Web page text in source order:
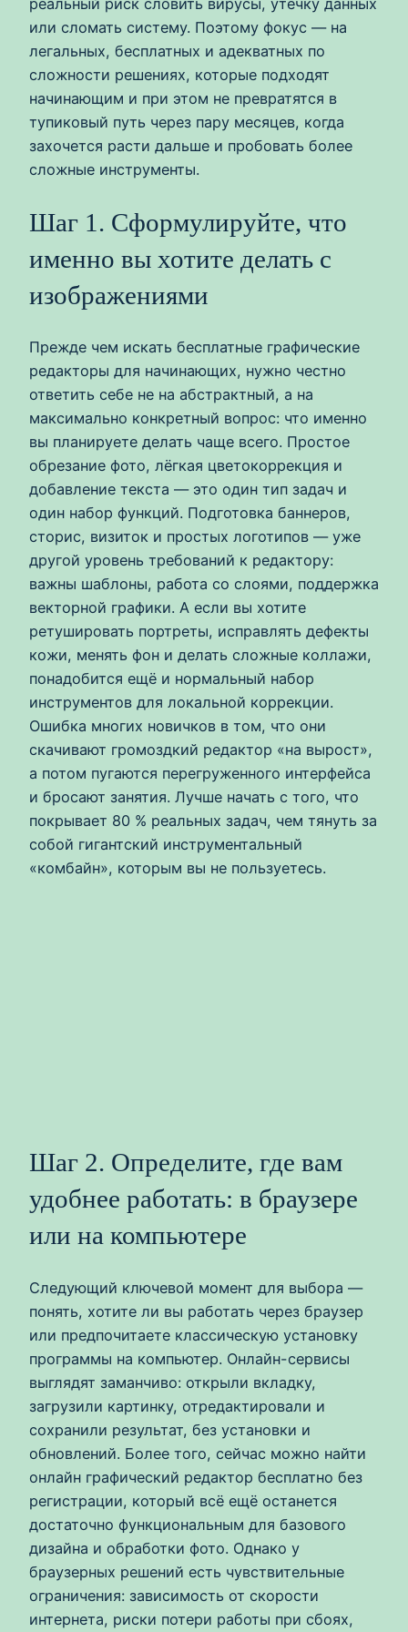
реальный риск словить вирусы, утечку данных
или сломать систему. Поэтому фокус — на
легальных, бесплатных и адекватных по
сложности решениях, которые подходят
начинающим и при этом не превратятся в
тупиковый путь через пару месяцев, когда
захочется расти дальше и пробовать более
сложные инструменты.
Шаг 1. Сформулируйте, что
именно вы хотите делать с
изображениями
Прежде чем искать бесплатные графические
редакторы для начинающих, нужно честно
ответить себе не на абстрактный, а на
максимально конкретный вопрос: что именно
вы планируете делать чаще всего. Простое
обрезание фото, лёгкая цветокоррекция и
добавление текста — это один тип задач и
один набор функций. Подготовка баннеров,
сторис, визиток и простых логотипов — уже
другой уровень требований к редактору:
важны шаблоны, работа со слоями, поддержка
векторной графики. А если вы хотите
ретушировать портреты, исправлять дефекты
кожи, менять фон и делать сложные коллажи,
понадобится ещё и нормальный набор
инструментов для локальной коррекции.
Ошибка многих новичков в том, что они
скачивают громоздкий редактор «на вырост»,
а потом пугаются перегруженного интерфейса
и бросают занятия. Лучше начать с того, что
покрывает 80 % реальных задач, чем тянуть за
собой гигантский инструментальный
«комбайн», которым вы не пользуетесь.
Шаг 2. Определите, где вам
удобнее работать: в браузере
или на компьютере
Следующий ключевой момент для выбора —
понять, хотите ли вы работать через браузер
или предпочитаете классическую установку
программы на компьютер. Онлайн-сервисы
выглядят заманчиво: открыли вкладку,
загрузили картинку, отредактировали и
сохранили результат, без установки и
обновлений. Более того, сейчас можно найти
онлайн графический редактор бесплатно без
регистрации, который всё ещё останется
достаточно функциональным для базового
дизайна и обработки фото. Однако у
браузерных решений есть чувствительные
ограничения: зависимость от скорости
интернета, риски потери работы при сбоях,